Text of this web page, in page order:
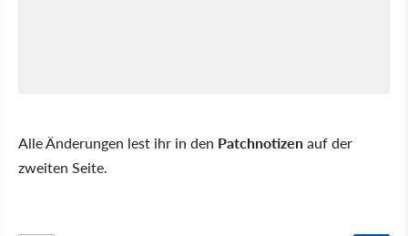
Alle Änderungen lest ihr in den Patchnotizenauf der
zweiten Seite.